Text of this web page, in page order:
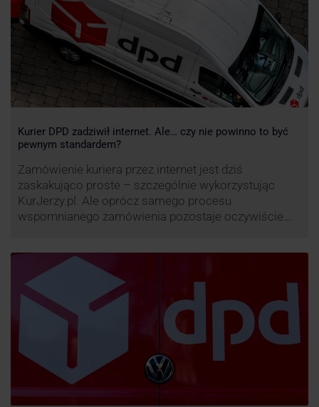
Kurier DPD zadziwił internet. Ale… czy nie powinno to być
pewnym standardem?
Zamówienie kuriera przez internet jest dziś
zaskakująco proste – szczególnie wykorzystując
KurJerzy.pl. Ale oprócz samego procesu
wspomnianego zamówienia pozostaje oczywiście
nadchodzi czas na wyjątkowo ciekawą historię tego,
co zrobił pewien kurier DPD.